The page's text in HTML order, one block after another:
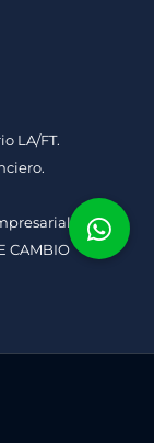
LA/FT.
CAMBIO